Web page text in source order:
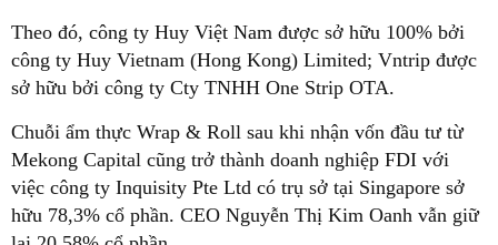
Theo đó, công ty Huy Việt Nam được sở hữu 100% bởi
công ty Huy Vietnam (Hong Kong) Limited; Vntrip được
sở hữu bởi công ty Cty TNHH One Strip OTA.
Chuỗi ẩm thực Wrap & Roll sau khi nhận vốn đầu tư từ
Mekong Capital cũng trở thành doanh nghiệp FDI với
việc công ty Inquisity Pte Ltd có trụ sở tại Singapore sở
hữu 78,3% cổ phần. CEO Nguyễn Thị Kim Oanh vẫn giữ